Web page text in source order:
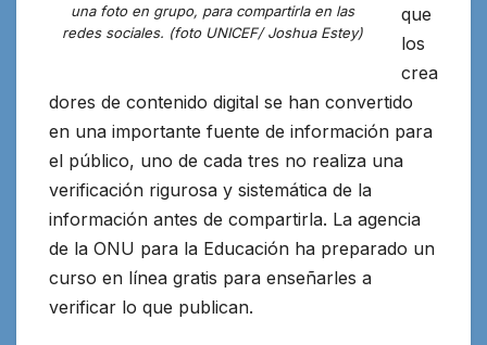
una foto en grupo, para compartirla en las
redes sociales. (foto UNICEF/ Joshua Estey)
que
los
crea
dores de contenido digital se han convertido
en una importante fuente de información para
el público, uno de cada tres no realiza una
verificación rigurosa y sistemática de la
información antes de compartirla. La agencia
de la ONU para la Educación ha preparado un
curso en línea gratis para enseñarles a
verificar lo que publican.